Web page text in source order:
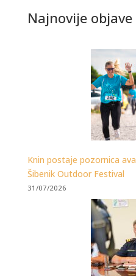
Najnovije objave
Knin postaje pozornica
Šibenik Outdoor Festival
31/07/2026